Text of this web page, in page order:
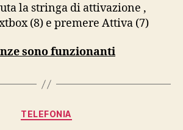
la stringa di attivazione ,
(8) e premere Attiva (7)
sono funzionanti
Categories
TELEFONIA